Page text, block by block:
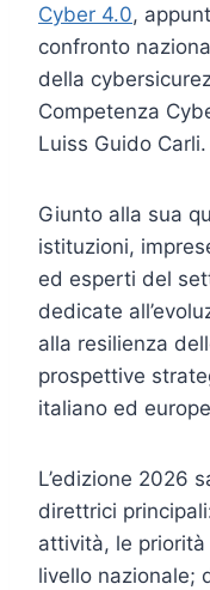
Cyber 4.0,
confronto
della
Competenza
Luiss Guido Carli.
Giunto alla sua
istituzioni,
ed esperti del
dedicate
alla resilienza
prospettive
italiano ed
L’edizione 2026
direttrici
attività, le
livello nazionale;